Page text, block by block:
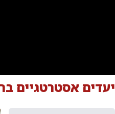
יעדים אסטרטגיים